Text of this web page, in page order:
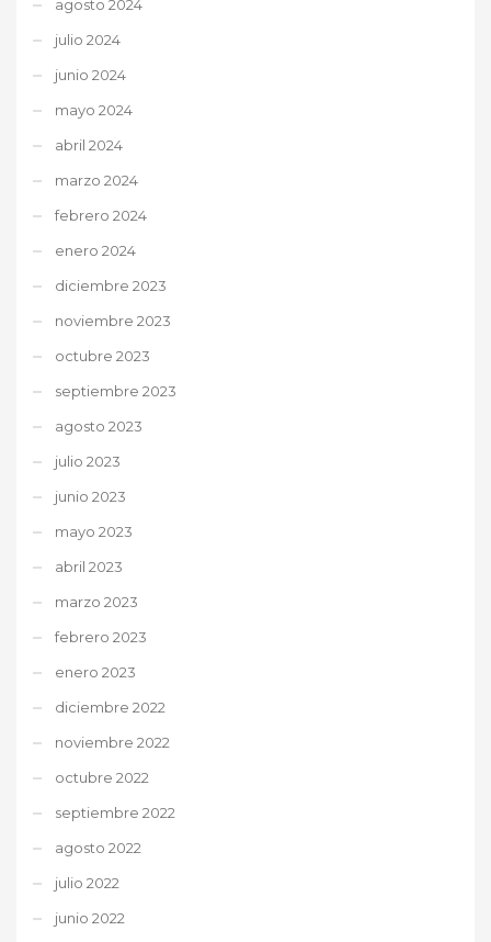
agosto 2024
julio 2024
junio 2024
mayo 2024
abril 2024
marzo 2024
febrero 2024
enero 2024
diciembre 2023
noviembre 2023
octubre 2023
septiembre 2023
agosto 2023
julio 2023
junio 2023
mayo 2023
abril 2023
marzo 2023
febrero 2023
enero 2023
diciembre 2022
noviembre 2022
octubre 2022
septiembre 2022
agosto 2022
julio 2022
junio 2022